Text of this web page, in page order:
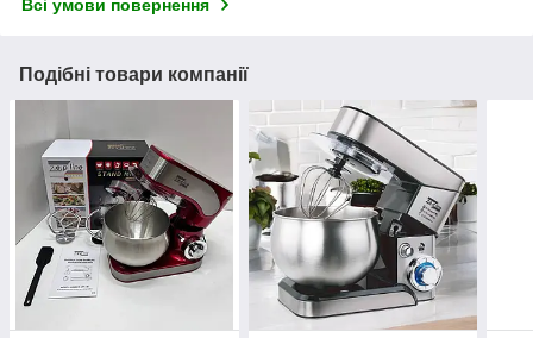
Всі умови повернення
Подібні товари компанії